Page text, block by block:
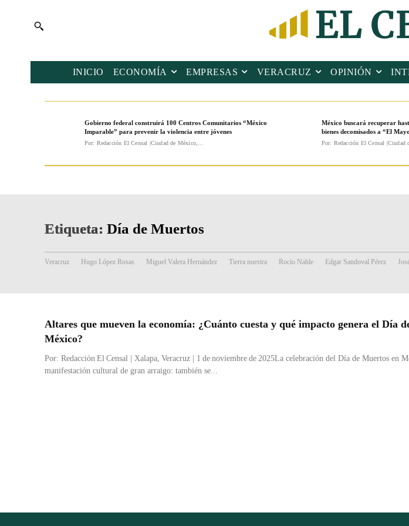
INICIO ECONOMÍA EMPRESAS VERACRUZ OPINIÓN
Gobierno federal construirá 100 Centros Comunitarios “México
Imparable” para prevenir la violencia entre jóvenes
Por: Redacción El Censal |Ciudad de México,...
México buscará recuperar
bienes decomisados a “El
Por: Redacción El Censal |Ciudad
Etiqueta: Día de Muertos
Veracruz Hugo López Rosas Miguel Valera Hernández Tierra nuestra Rocío Nahle Edgar Sandoval Pérez
Altares que mueven la economía: ¿Cuánto cuesta y qué impacto genera el Día
México?
Por: Redacción El Censal | Xalapa, Veracruz | 1 de noviembre de 2025La celebración del Día de Muertos en
manifestación cultural de gran arraigo: también se...